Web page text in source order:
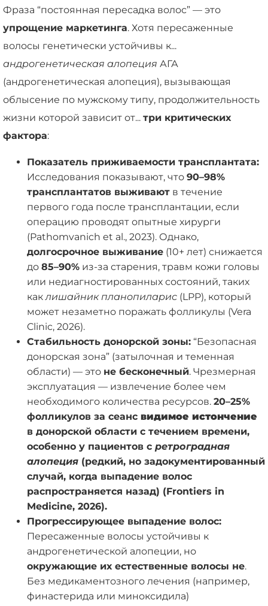
Фраза “постоянная пересадка волос” — это
упрощение маркетинга. Хотя пересаженные
волосы генетически устойчивы к...
андрогенетическая алопеция АГА
(андрогенетическая алопеция), вызывающая
облысение по мужскому типу, продолжительность
жизни которой зависит от... три критических
фактора:
Показатель приживаемости трансплантата:
Исследования показывают, что 90–98%
трансплантатов выживают в течение
первого года после трансплантации, если
операцию проводят опытные хирурги
(Pathomvanich et al., 2023). Однако,
долгосрочное выживание (10+ лет) снижается
до 85–90% из-за старения, травм кожи головы
или недиагностированных состояний, таких
каклишайник планопиларис (LPP), который
может незаметно поражать фолликулы (Vera
Clinic, 2026).
Стабильность донорской зоны: “Безопасная
донорская зона” (затылочная и теменная
области) — это не бесконечный. Чрезмерная
эксплуатация — извлечение более чем
необходимого количества ресурсов. 20–25%
фолликулов за сеанс видимое истончение
в донорской области с течением времени,
особенно у пациентов с ретроградная
алопеция (редкий, но задокументированный
случай, когда выпадение волос
распространяется назад) (Frontiers in
Medicine, 2026).
Прогрессирующее выпадение волос:
Пересаженные волосы устойчивы к
андрогенетической алопеции, но
окружающие их естественные волосы не.
Без медикаментозного лечения (например,
финастерида или миноксидила)